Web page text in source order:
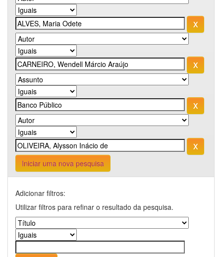
Iniciar uma nova pesquisa
Adicionar filtros:
Utilizar filtros para refinar o resultado da pesquisa.